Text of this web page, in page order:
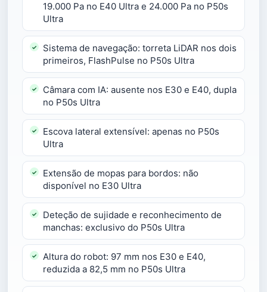
19.000 Pa no E40 Ultra e 24.000 Pa no P50s
Ultra
Sistema de navegação: torreta LiDAR nos dois
primeiros, FlashPulse no P50s Ultra
Câmara com IA: ausente nos E30 e E40, dupla
no P50s Ultra
Escova lateral extensível: apenas no P50s
Ultra
Extensão de mopas para bordos: não
disponível no E30 Ultra
Deteção de sujidade e reconhecimento de
manchas: exclusivo do P50s Ultra
Altura do robot: 97 mm nos E30 e E40,
reduzida a 82,5 mm no P50s Ultra